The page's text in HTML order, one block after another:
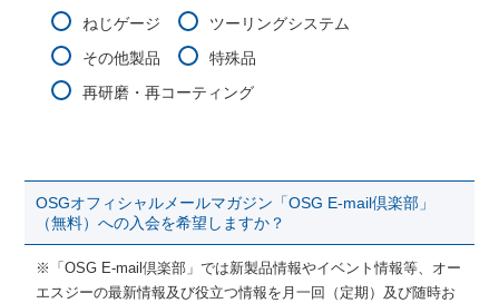
ねじゲージ
ツーリングシステム
その他製品
特殊品
再研磨・再コーティング
OSGオフィシャルメールマガジン「OSG E-mail倶楽部」
（無料）への入会を希望しますか？
※「OSG E-mail倶楽部」では新製品情報やイベント情報等、オー
エスジーの最新情報及び役立つ情報を月一回（定期）及び随時お